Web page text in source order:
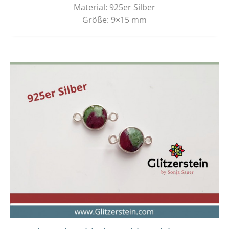
Material: 925er Silber
Größe: 9×15 mm